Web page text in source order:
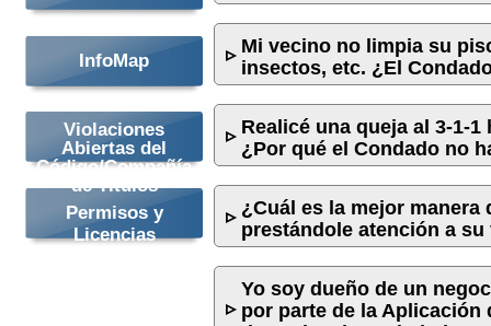
InfoMap
Violaciones
Abiertas del
Código/Compañía
de Títulos
Permisos y
Licencias
Mi vecino no limpia su
insectos, etc. ¿El
Realicé una queja al 3-1-
¿Por qué el Condado no
¿Cuál es la mejor
prestándole atención a
Yo soy dueño de un
por parte de la Aplicación